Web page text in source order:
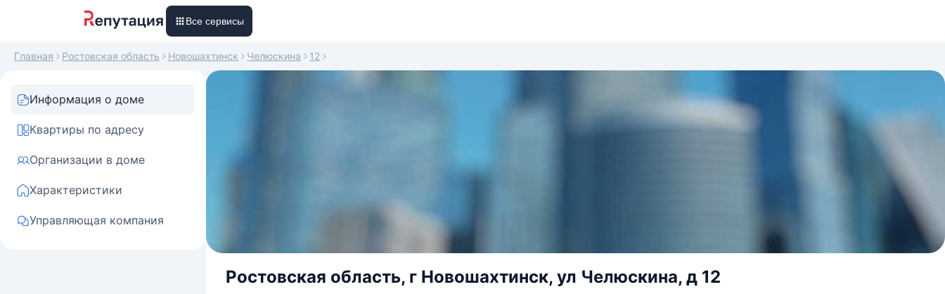
Все сервисы
Главная Ростовская область Новошахтинск Челюскина 12
Информация о доме
Квартиры по адресу
Организации в доме
Характеристики
Управляющая компания
Ростовская область, г Новошахтинск, ул Челюскина, д 12